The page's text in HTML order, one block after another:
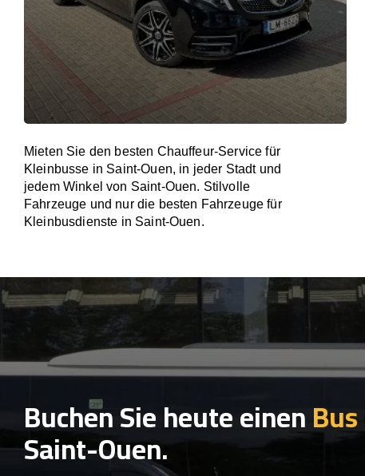
Mieten Sie den besten Chauffeur-Service für
Kleinbusse in Saint-Ouen, in jeder Stadt und
jedem Winkel von Saint-Ouen. Stilvolle
Fahrzeuge und nur die besten Fahrzeuge für
Kleinbusdienste in Saint-Ouen.
Buchen Sie heute einenBus
Saint-Ouen.